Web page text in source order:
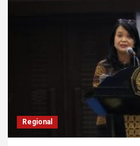
Regional